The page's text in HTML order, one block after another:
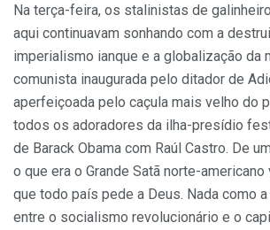
Na terça-feira, os stalinistas de
aqui continuavam sonhando com a
imperialismo ianque e a globalização da
comunista inaugurada pelo ditador de
aperfeiçoada pelo caçula mais velho do
todos os adoradores da ilha-presídio
de Barack Obama com Raúl Castro. De
o que era o Grande Satã norte-
que todo país pede a Deus. Nada como
entre o socialismo revolucionário e o